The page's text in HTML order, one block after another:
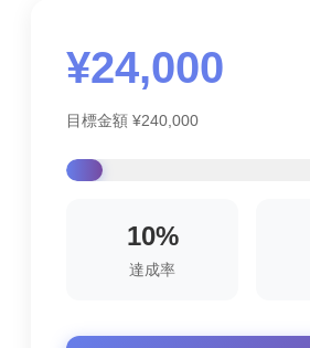
¥24,000
目標金額 ¥240,000
10%
達成率